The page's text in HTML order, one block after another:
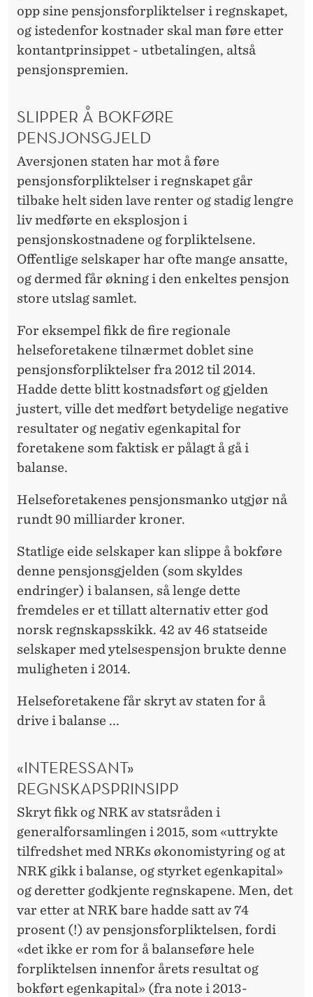
opp sine pensjonsforpliktelser i regnskapet,
og istedenfor kostnader skal man føre etter
kontantprinsippet - utbetalingen, altså
pensjonspremien.
SLIPPER Å BOKFØRE
PENSJONSGJELD
Aversjonen staten har mot å føre
pensjonsforpliktelser i regnskapet går
tilbake helt siden lave renter og stadig lengre
liv medførte en eksplosjon i
pensjonskostnadene og forpliktelsene.
Offentlige selskaper har ofte mange ansatte,
og dermed får økning i den enkeltes pensjon
store utslag samlet.
For eksempel fikk de fire regionale
helseforetakene tilnærmet doblet sine
pensjonsforpliktelser fra 2012 til 2014.
Hadde dette blitt kostnadsført og gjelden
justert, ville det medført betydelige negative
resultater og negativ egenkapital for
foretakene som faktisk er pålagt å gå i
balanse.
Helseforetakenes pensjonsmanko utgjør nå
rundt 90 milliarder kroner.
Statlige eide selskaper kan slippe å bokføre
denne pensjonsgjelden (som skyldes
endringer) i balansen, så lenge dette
fremdeles er et tillatt alternativ etter god
norsk regnskapsskikk. 42 av 46 statseide
selskaper med ytelsespensjon brukte denne
muligheten i 2014.
Helseforetakene får skryt av staten for å
drive i balanse ...
«INTERESSANT»
REGNSKAPSPRINSIPP
Skryt fikk og NRK av stats­råden i
generalforsamlingen i 2015, som «uttrykte
tilfredshet med NRKs økonomistyring og at
NRK gikk i balanse, og styrket egenkapital»
og deretter godkjente regnskapene. Men, det
var etter at NRK bare hadde satt av 74
prosent (!) av pensjonsforpliktelsen, fordi
«det ikke er rom for å balanseføre hele
forpliktelsen innenfor årets resultat og
bokført egenkapital» (fra note i 2013-